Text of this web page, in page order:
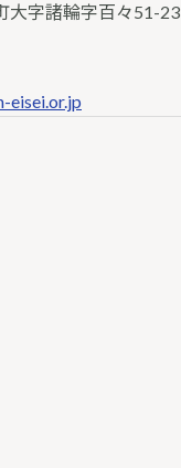
大字諸輪字百々51-23
eisei.or.jp